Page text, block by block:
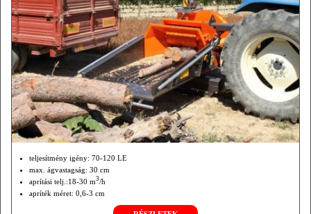
teljesítmény igény: 70-120 LE
max. ágvastagság: 30 cm
aprítási telj.:18-30 m3/h
apríték méret: 0,6-3 cm